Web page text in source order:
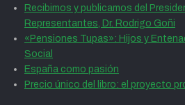
Recibimos y publicamos del
Representantes, Dr. Rodrigo Goñi
«Pensiones Tupas»: Hijos y
Social
España como pasión
Precio único del libro: el proyecto